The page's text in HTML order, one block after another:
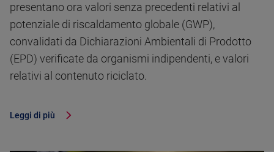
presentano ora valori senza precedenti relativi al
potenziale di riscaldamento globale (GWP),
convalidati da Dichiarazioni Ambientali di Prodotto
(EPD) verificate da organismi indipendenti, e valori
relativi al contenuto riciclato.
Leggi di più